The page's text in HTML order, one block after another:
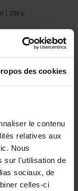
des cookies
le contenu
relatives aux
Nous
sur l'utilisation de
sociaux, de
celles-ci
256
= Building
Feyter
Carolien Boom
200